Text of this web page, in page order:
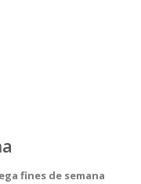
fines de semana